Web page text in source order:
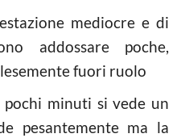
mediocre e di
addossare poche,
fuori ruolo
pochi minuti si vede un
pesantemente ma la